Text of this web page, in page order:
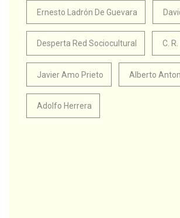
Ernesto Ladrón De Guevara
Desperta Red Sociocultural C.
Javier Amo Prieto Alberto
Adolfo Herrera